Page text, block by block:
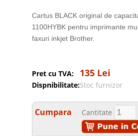
Cartus BLACK original de
1100HYBK pentru imprimante
faxuri inkjet Brother.
Pret cu TVA: 135 Lei
Dispnibilitate:Stoc furnizor
Cumpara Cantitate